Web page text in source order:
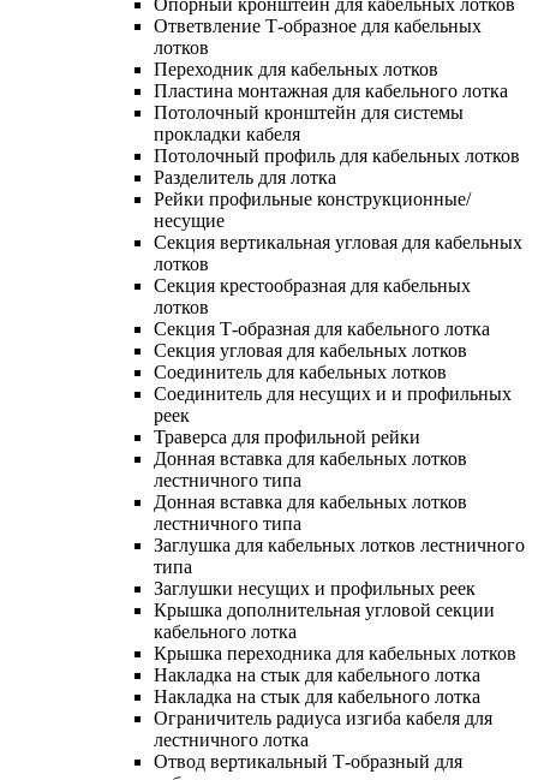
Опорный кронштейн для кабельных лотков
Ответвление Т-образное для кабельных
лотков
Переходник для кабельных лотков
Пластина монтажная для кабельного лотка
Потолочный кронштейн для системы
прокладки кабеля
Потолочный профиль для кабельных лотков
Разделитель для лотка
Рейки профильные конструкционные/
несущие
Секция вертикальная угловая для кабельных
лотков
Секция крестообразная для кабельных
лотков
Секция Т-образная для кабельного лотка
Секция угловая для кабельных лотков
Соединитель для кабельных лотков
Соединитель для несущих и и профильных
реек
Траверса для профильной рейки
Донная вставка для кабельных лотков
лестничного типа
Донная вставка для кабельных лотков
лестничного типа
Заглушка для кабельных лотков лестничного
типа
Заглушки несущих и профильных реек
Крышка дополнительная угловой секции
кабельного лотка
Крышка переходника для кабельных лотков
Накладка на стык для кабельного лотка
Накладка на стык для кабельного лотка
Ограничитель радиуса изгиба кабеля для
лестничного лотка
Отвод вертикальный Т-образный для